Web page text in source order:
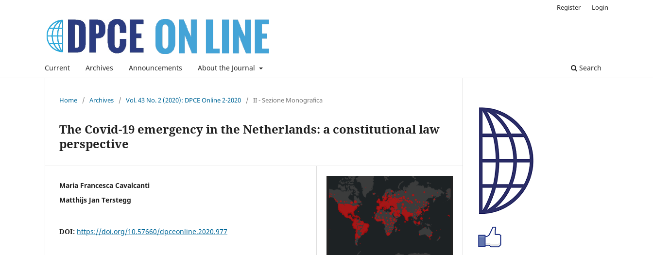
Current Archives Announcements About the Journal Search
Register Login
Home / Archives / Vol. 43 No. 2 (2020): DPCE Online 2-2020 / II - Sezione Monografica
The Covid-19 emergency in the Netherlands: a constitutional law
perspective
Maria Francesca Cavalcanti
Matthijs Jan Terstegg
DOI: https://doi.org/10.57660/dpceonline.2020.977